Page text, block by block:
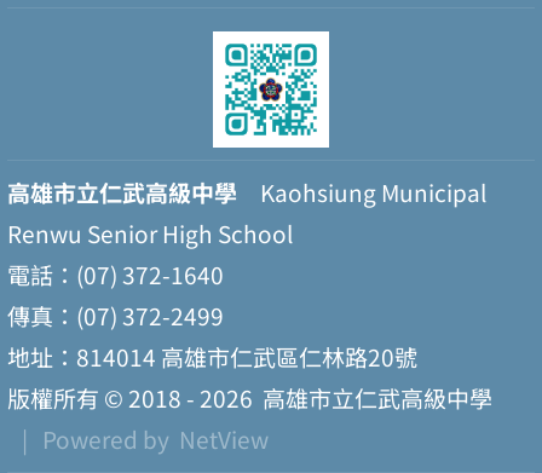
高雄市立仁武高級中學 Kaohsiung Municipal
Renwu Senior High School
電話：(07) 372-1640
傳真：(07) 372-2499
地址：814014 高雄市仁武區仁林路20號
版權所有 © 2018 - 2026 高雄市立仁武高級中學
| Powered by NetView